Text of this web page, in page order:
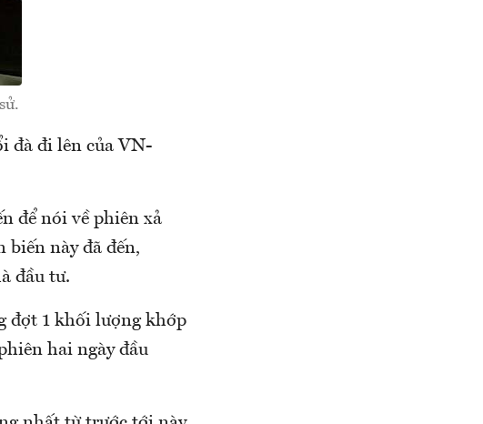
đà đi lên của VN-
để nói về phiên xả
biến này đã đến,
đầu tư.
đợt 1 khối lượng khớp
hai ngày đầu